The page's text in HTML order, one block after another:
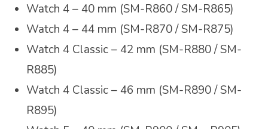
Watch 4 – 40 mm (SM-R860 / SM-R865)
Watch 4 – 44 mm (SM-R870 / SM-R875)
Watch 4 Classic – 42 mm (SM-R880 / SM-
R885)
Watch 4 Classic – 46 mm (SM-R890 / SM-
R895)